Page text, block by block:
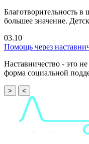
Благотворительность в
большее значение.
03.10
Помощь через
Наставничество - это
форма социальной
> <